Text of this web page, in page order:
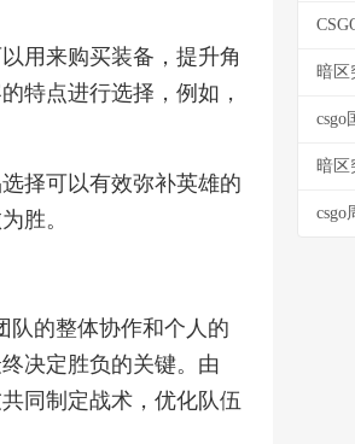
用来购买装备，提升角
特点进行选择，例如，
择可以有效弥补英雄的
胜。
队的整体协作和个人的
决定胜负的关键。由
同制定战术，优化队伍
暗区
csgo
暗区
csgo